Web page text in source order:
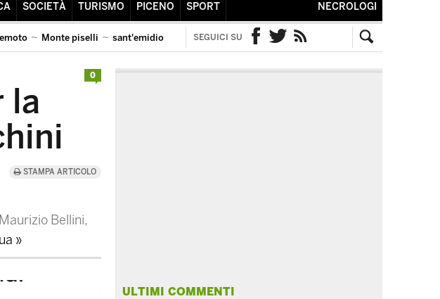
SOCIETÀ TURISMO PICENO SPORT NECROLOGI
Monte piselli sant'emidio SEGUICI SU
la
STAMPA ARTICOLO
Bellini,
»
0
ULTIMI COMMENTI